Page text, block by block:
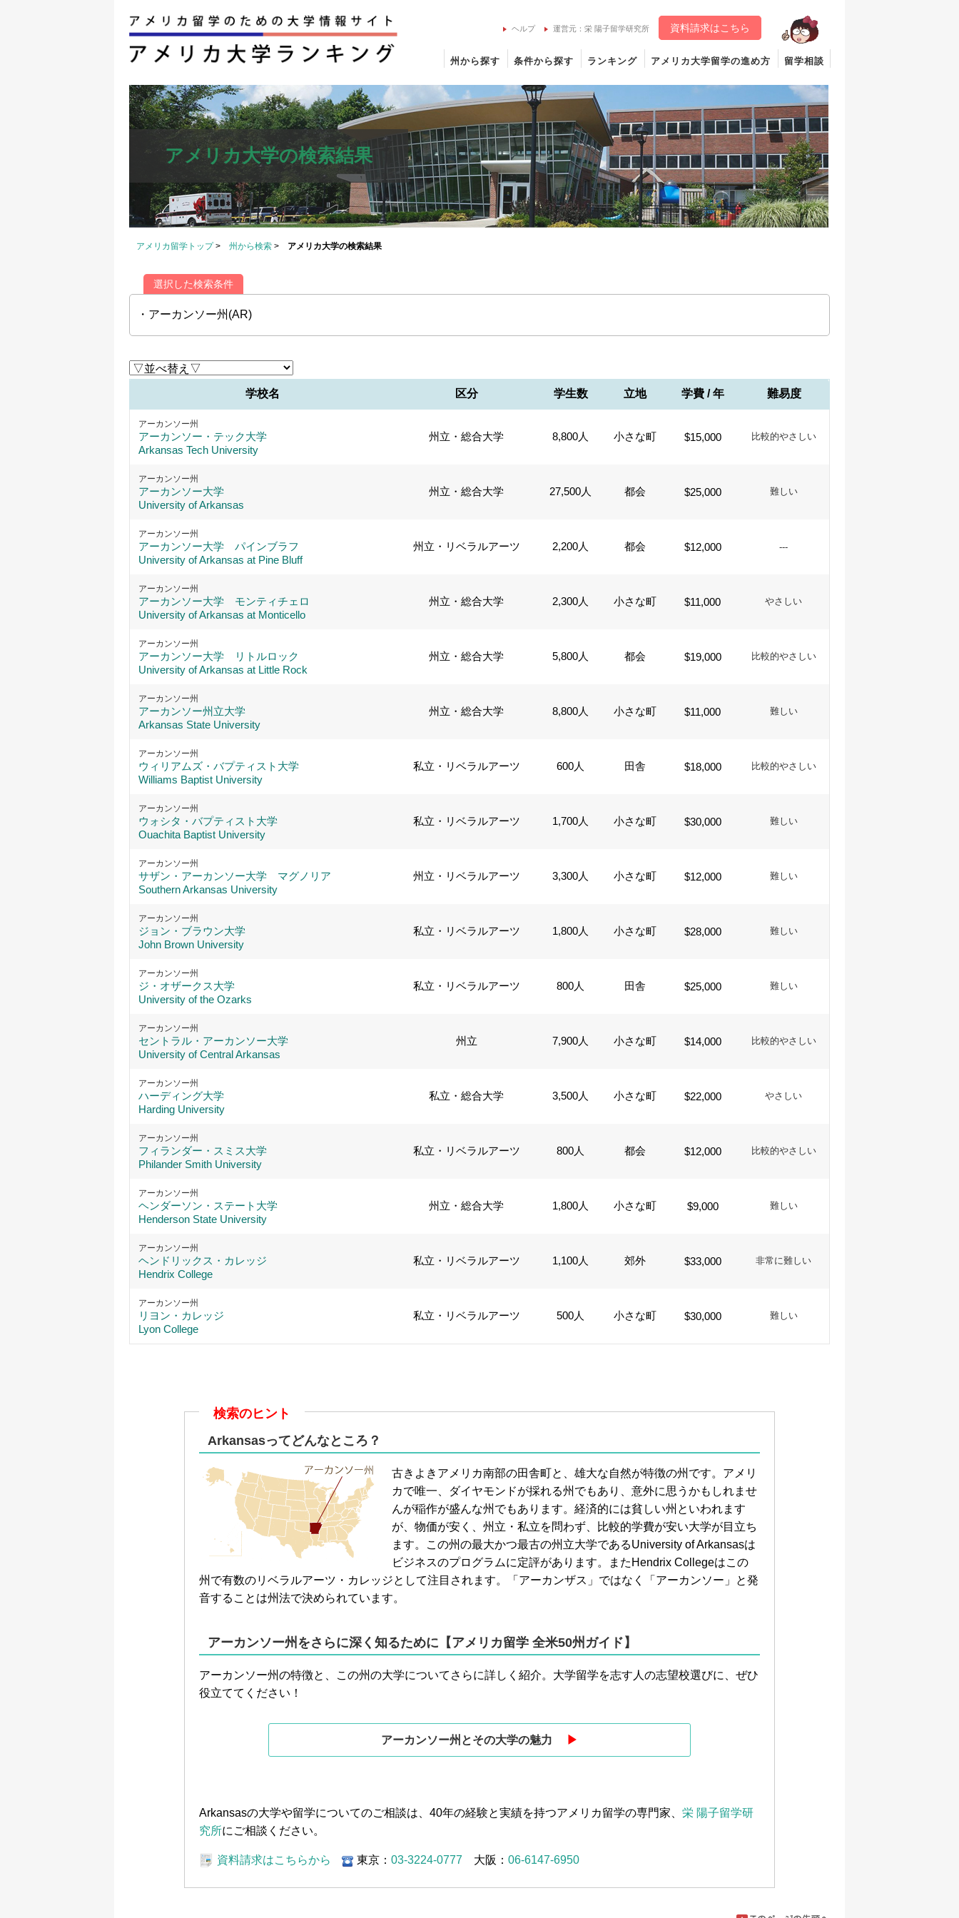
ヘルプ 運営元：栄 陽子留学研究所 資料請求はこちら
州から探す 条件から探す ランキング アメリカ大学留学の進め方 留学相談
アメリカ大学の検索結果
アメリカ留学トップ > 州から検索 > アメリカ大学の検索結果
選択した検索条件
・アーカンソー州(AR)
学校名 区分 学生数 立地 学費 / 年 難易度
アーカンソー州
アーカンソー・テック大学
Arkansas Tech University
州立・総合大学 8,800人 小さな町 $15,000 比較的やさしい
アーカンソー州
アーカンソー大学
University of Arkansas
州立・総合大学 27,500人 都会 $25,000 難しい
アーカンソー州
アーカンソー大学 パインブラフ
University of Arkansas at Pine Bluff
州立・リベラルアーツ 2,200人 都会 $12,000 ---
アーカンソー州
アーカンソー大学 モンティチェロ
University of Arkansas at Monticello
州立・総合大学 2,300人 小さな町 $11,000 やさしい
アーカンソー州
アーカンソー大学 リトルロック
University of Arkansas at Little Rock
州立・総合大学 5,800人 都会 $19,000 比較的やさしい
アーカンソー州
アーカンソー州立大学
Arkansas State University
州立・総合大学 8,800人 小さな町 $11,000 難しい
アーカンソー州
ウィリアムズ・バプティスト大学
Williams Baptist University
私立・リベラルアーツ 600人 田舎 $18,000 比較的やさしい
アーカンソー州
ウォシタ・バプティスト大学
Ouachita Baptist University
私立・リベラルアーツ 1,700人 小さな町 $30,000 難しい
アーカンソー州
サザン・アーカンソー大学 マグノリア
Southern Arkansas University
州立・リベラルアーツ 3,300人 小さな町 $12,000 難しい
アーカンソー州
ジョン・ブラウン大学
John Brown University
私立・リベラルアーツ 1,800人 小さな町 $28,000 難しい
アーカンソー州
ジ・オザークス大学
University of the Ozarks
私立・リベラルアーツ 800人 田舎 $25,000 難しい
アーカンソー州
セントラル・アーカンソー大学
University of Central Arkansas
州立 7,900人 小さな町 $14,000 比較的やさしい
アーカンソー州
ハーディング大学
Harding University
私立・総合大学 3,500人 小さな町 $22,000 やさしい
アーカンソー州
フィランダー・スミス大学
Philander Smith University
私立・リベラルアーツ 800人 都会 $12,000 比較的やさしい
アーカンソー州
ヘンダーソン・ステート大学
Henderson State University
州立・総合大学 1,800人 小さな町 $9,000 難しい
アーカンソー州
ヘンドリックス・カレッジ
Hendrix College
私立・リベラルアーツ 1,100人 郊外 $33,000 非常に難しい
アーカンソー州
リヨン・カレッジ
Lyon College
私立・リベラルアーツ 500人 小さな町 $30,000 難しい
検索のヒント
Arkansasってどんなところ？
古きよきアメリカ南部の田舎町と、雄大な自然が特徴の州です。アメリ
カで唯一、ダイヤモンドが採れる州でもあり、意外に思うかもしれませ
んが稲作が盛んな州でもあります。経済的には貧しい州といわれます
が、物価が安く、州立・私立を問わず、比較的学費が安い大学が目立ち
ます。この州の最大かつ最古の州立大学であるUniversity of Arkansasは
ビジネスのプログラムに定評があります。またHendrix Collegeはこの
州で有数のリベラルアーツ・カレッジとして注目されます。「アーカンザス」ではなく「アーカンソー」と発
音することは州法で決められています。
アーカンソー州をさらに深く知るために【アメリカ留学 全米50州ガイド】
アーカンソー州の特徴と、この州の大学についてさらに詳しく紹介。大学留学を志す人の志望校選びに、ぜひ
役立ててください！
アーカンソー州とその大学の魅力 ▶︎
Arkansasの大学や留学についてのご相談は、40年の経験と実績を持つアメリカ留学の専門家、栄 陽子留学研
究所にご相談ください。
資料請求はこちらから 東京：03-3224-0777 大阪：06-6147-6950